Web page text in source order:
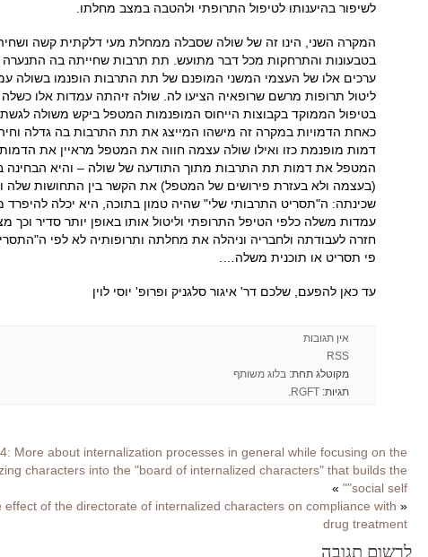
לשיפור בהיענותו לטיפול התרופתי ולהטבה במצב מחלתו.
המקרה השני, הינו זה של שולה שסבלה ממחלת מעי דלקתית קשה
בטבעונות והתרחקות מכל דבר מתועש. תת תרבות שחייתה בה
ערכים אלו של העצמי המשני המופנם של תת התרבות הופנמו בשולה
ליטול תרופות מרשם שרופאיה הציעו לה. שולה זיהתה עמדות אלו כשלה
בטיפול הממוקד בקבוצות הייחוס המופנמות המטפל ביקש משולה
כאחת הדמויות במקרה זה מישהו המייצג את תת התרבות בה גדלה
דמות מופנמת כזו ואילו שולה עצמה חווה את המטפל מראיין את
המטפל את דמות תת התרבות מתוך התודעה של שולה – והיא הבחינה
(בעצמה ולא בעזרת פירושים של המטפל) את הקשר בין התחושות
שכינתה: ה"תסריט התרבותי שלי" שהיה טמון בתוכה, היא יכלה להיפרד
עמדות משלה כלפי הטיפל התרופתי וליטול אותו באופן יותר סדיר
חזרה לעבודתה ולחבריה וניהלה את מחלתה ותרופותיה לא לפי
פי תסריט או תוכנית משלה….
עד כאן להפעם, שלכם דר' איגור סלגניק ופרופ' יוסי לוין
אין תגובות
RSS
מקוטלג תחת: בלוג משותף
תגיות: RGFT
.
More about internalization processes in general while focusing on the
characters into the "board of internalized characters" that builds the
"social self"
»
«
of the directorate of internalized characters on compliance with
drug treatment
לרשום תגובה